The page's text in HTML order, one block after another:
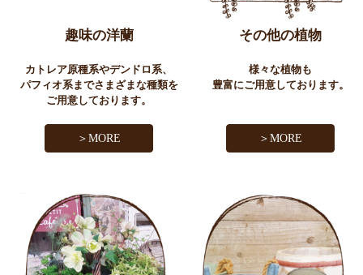
趣味の洋蘭
カトレア原種系やデンドロ系、
パフィオ系までさまざまな種類を
ご用意しております。
＞MORE
その他の植物
様々な植物も
豊富にご用意しております。
＞MORE